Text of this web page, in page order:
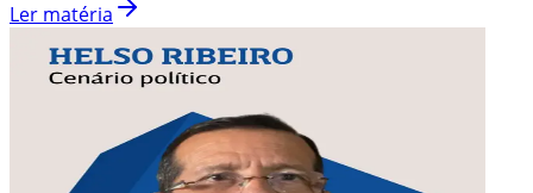
Ler matéria